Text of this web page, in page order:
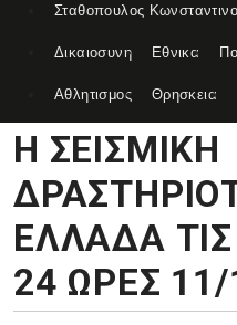
Σταθοπουλος
Δικαιοσυνη
Εθνικα
Αθλητισμος
Θρησκεια
Η ΣΕΙΣΜΙΚΗ
ΕΛΛΑΔΑ
24 ΩΡΕΣ